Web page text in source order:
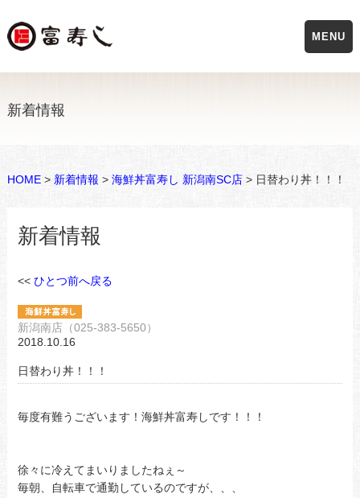
新着情報
HOME> 新着情報 > 海鮮丼富寿し 新潟南SC店> 日替わり丼！！！
新着情報
<< ひとつ前へ戻る
新潟南店（025-383-5650）
2018.10.16
日替わり丼！！！
毎度有難うございます！海鮮丼富寿しです！！！
徐々に冷えてまいりましたねぇ～
毎朝、自転車で通勤しているのですが、、、
MENU